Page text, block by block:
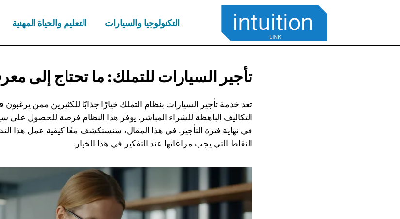
التعليم والحياة المهنية التكنولوجيا والسيارات
تأجير السيارات للتملك: ما تحتاج إلى
تعد خدمة تأجير السيارات بنظام التملك خيارًا جذابًا للكثيرين ممن
التكاليف الباهظة للشراء المباشر. يوفر هذا النظام فرصة للحصول على
في نهاية فترة التأجير. في هذا المقال، سنستكشف معًا كيفية عمل هذا
النقاط التي يجب مراعاتها عند التفكير في هذا الخيار.